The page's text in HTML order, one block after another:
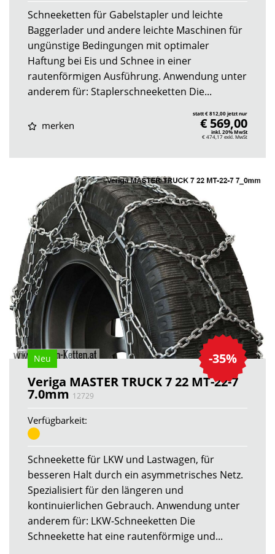
Schneeketten für Gabelstapler und leichte
Baggerlader und andere leichte Maschinen für
ungünstige Bedingungen mit optimaler
Haftung bei Eis und Schnee in einer
rautenförmigen Ausführung. Anwendung unter
anderem für: Staplerschneeketten Die...
merken
statt € 812,00 jetzt nur
€ 569,00
inkl. 20% MwSt
€ 474,17exkl. MwSt
-35%
Neu
Veriga MASTER TRUCK 7 22 MT-22-7
7.0mm 12729
Verfügbarkeit:
Schneekette für LKW und Lastwagen, für
besseren Halt durch ein asymmetrisches Netz.
Spezialisiert für den längeren und
kontinuierlichen Gebrauch. Anwendung unter
anderem für: LKW-Schneeketten Die
Schneekette hat eine rautenförmige und...